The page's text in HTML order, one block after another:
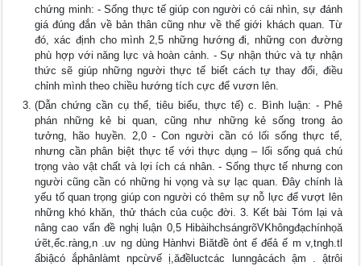
chứng minh: - Sống thực tế giúp con người có cái nhìn, sự đánh
giá đúng đắn về bản thân cũng như về thế giới khách quan. Từ
đó, xác định cho mình 2,5 những hướng đi, những con đường
phù hợp với năng lực và hoàn cảnh. - Sự nhận thức và tự nhận
thức sẽ giúp những người thực tế biết cách tự thay đổi, điều
chỉnh mình theo chiều hướng tích cực để vươn lên.
(Dẫn chứng cần cụ thể, tiêu biểu, thực tế) c. Bình luận: - Phê
phán những kẻ bi quan, cũng như những kẻ sống trong ảo
tưởng, hão huyền. 2,0 - Con người cần có lối sống thực tế,
nhưng cần phân biệt thực tế với thực dụng – lối sống quá chú
trọng vào vật chất và lợi ích cá nhân. - Sống thực tế nhưng con
người cũng cần có những hi vọng và sự lạc quan. Đây chính là
yếu tố quan trọng giúp con người có thêm sự nỗ lực để vượt lên
những khó khăn, thử thách của cuộc đời. 3. Kết bài Tóm lại và
nâng cao vấn đề nghị luận 0,5 HibàihchsángrõVKhôngđạchínhọă
ứẽt,ểc.ràng,n .uv ng dùng Hànhvi Biătđề ỏnt ế đểả ế m v,tngh.tl
ấbiậcó ắphânlàmt npcừvế ị,ăđềluctcác lunngảcách ậm . ậtrôi